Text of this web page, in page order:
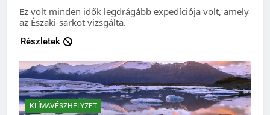
Ez volt minden idők legdrágább expedíciója volt, amely
az Északi-sarkot vizsgálta.
Részletek
KLÍMAVÉSZHELYZET